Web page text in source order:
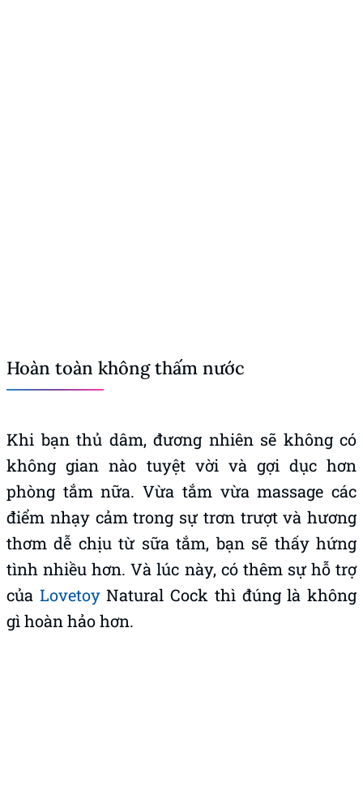
Hoàn toàn không thấm nước
Khi bạn thủ dâm, đương nhiên sẽ không có
không gian nào tuyệt vời và gợi dục hơn
phòng tắm nữa. Vừa tắm vừa massage các
điểm nhạy cảm trong sự trơn trượt và hương
thơm dễ chịu từ sữa tắm, bạn sẽ thấy hứng
tình nhiều hơn. Và lúc này, có thêm sự hỗ trợ
của Lovetoy
Natural Cock thì đúng là không
gì hoàn hảo hơn.